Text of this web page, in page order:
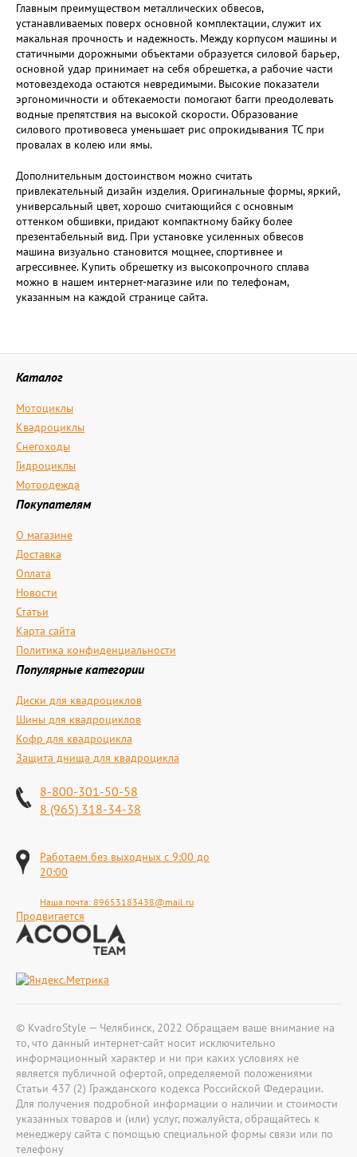
Главным преимуществом металлических обвесов,
устанавливаемых поверх основной комплектации, служит их
макальная прочность и надежность. Между корпусом машины и
статичными дорожными объектами образуется силовой барьер,
основной удар принимает на себя обрешетка, а рабочие части
мотовездехода остаются невредимыми. Высокие показатели
эргономичности и обтекаемости помогают багги преодолевать
водные препятствия на высокой скорости. Образование
силового противовеса уменьшает рис опрокидывания ТС при
провалах в колею или ямы.
Дополнительным достоинством можно считать
привлекательный дизайн изделия. Оригинальные формы, яркий,
универсальный цвет, хорошо считающийся с основным
оттенком обшивки, придают компактному байку более
презентабельный вид. При установке усиленных обвесов
машина визуально становится мощнее, спортивнее и
агрессивнее. Купить обрешетку из высокопрочного сплава
можно в нашем интернет-магазине или по телефонам,
указанным на каждой странице сайта.
Каталог
Мотоциклы
Квадроциклы
Снегоходы
Гидроциклы
Мотоодежда
Покупателям
О магазине
Доставка
Оплата
Новости
Статьи
Карта сайта
Политика конфиденциальности
Популярные категории
Диски для квадроциклов
Шины для квадроциклов
Кофр для квадроцикла
Защита днища для квадроцикла
8-800-301-50-58
8 (965) 318-34-38
Работаем без выходных с 9:00 до
20:00
Наша почта: 89653183438@mail.ru
Продвигается
© KvadroStyle — Челябинск, 2022 Обращаем ваше внимание на
то, что данный интернет-сайт носит исключительно
информационный характер и ни при каких условиях не
является публичной офертой, определяемой положениями
Статьи 437 (2) Гражданского кодекса Российской Федерации.
Для получения подробной информации о наличии и стоимости
указанных товаров и (или) услуг, пожалуйста, обращайтесь к
менеджеру сайта с помощью специальной формы связи или по
телефону